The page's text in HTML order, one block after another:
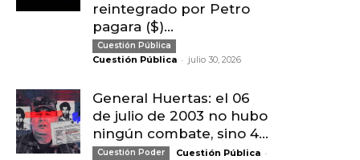
reintegrado por Petro
pagara ($)...
Cuestión Pública
Cuestión Pública - julio 30, 2026
General Huertas: el 06
de julio de 2003 no hubo
ningún combate, sino 4...
Cuestión Poder Cuestión Pública -